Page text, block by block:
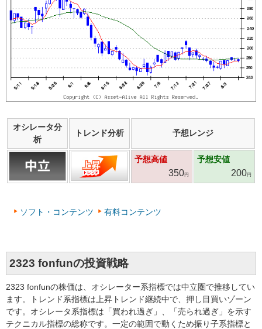
オシレータ分
析
トレンド分析 予想レンジ
予想高値
350円
予想安値
200円
ソフト・コンテンツ 有料コンテンツ
2323 fonfunの投資戦略
2323 fonfunの株価は、オシレーター系指標では中立圏で推移してい
ます。トレンド系指標は上昇トレンド継続中で、押し目買いゾーン
です。オシレータ系指標は「買われ過ぎ」、「売られ過ぎ」を示す
テクニカル指標の総称です。一定の範囲で動くため振り子系指標と